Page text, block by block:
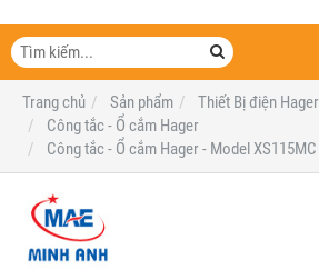
Trang chủ
Sản phẩm
Thiết Bị điện Hager
Công tắc - Ổ cắm Hager
Công tắc - Ổ cắm Hager - Model XS115MC